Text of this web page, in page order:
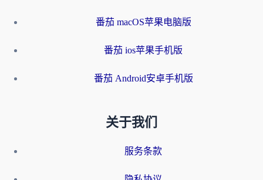
番茄 macOS苹果电脑版
番茄 ios苹果手机版
番茄 Android安卓手机版
关于我们
服务条款